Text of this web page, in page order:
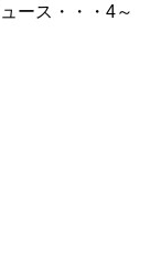
ース・・・4～